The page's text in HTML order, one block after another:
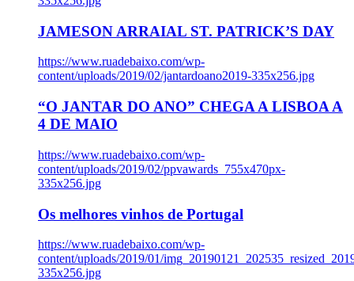
JAMESON ARRAIAL ST. PATRICK’S DAY
https://www.ruadebaixo.com/wp-
content/uploads/2019/02/jantardoano2019-335x256.jpg
“O JANTAR DO ANO” CHEGA A LISBOA A
4 DE MAIO
https://www.ruadebaixo.com/wp-
content/uploads/2019/02/ppvawards_755x470px-
335x256.jpg
Os melhores vinhos de Portugal
https://www.ruadebaixo.com/wp-
content/uploads/2019/01/
335x256.jpg